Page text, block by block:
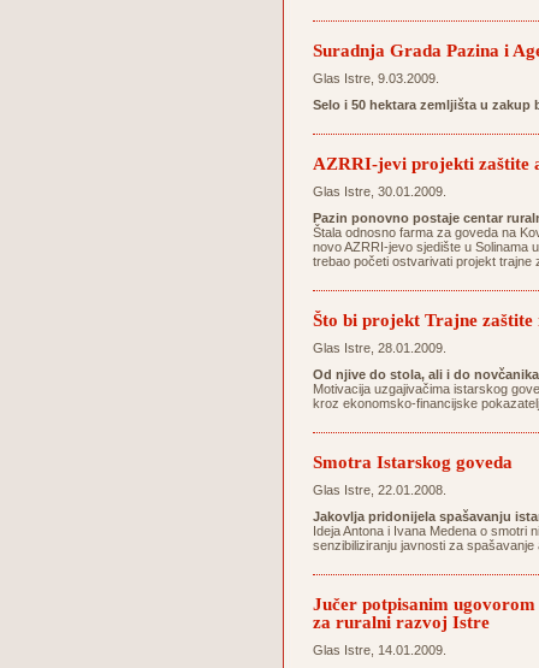
Suradnja Grada Pazina i
Glas Istre, 9.03.2009.
Selo i 50 hektara zemljišta u zakup
AZRRI-jevi projekti zaštite
Glas Istre, 30.01.2009.
Pazin ponovno postaje centar
Štala odnosno farma za goveda na
novo AZRRI-jevo sjedište u Solinama
trebao početi ostvarivati projekt trajne
Što bi projekt Trajne
Glas Istre, 28.01.2009.
Od njive do stola, ali i do novčanika
Motivacija uzgajivačima istarskog
kroz ekonomsko-financijske
Smotra Istarskog goveda
Glas Istre, 22.01.2008.
Jakovlja pridonijela spašavanju
Ideja Antona i Ivana Medena o smotri
senzibiliziranju javnosti za
Jučer potpisanim
za ruralni razvoj Istre
Glas Istre, 14.01.2009.